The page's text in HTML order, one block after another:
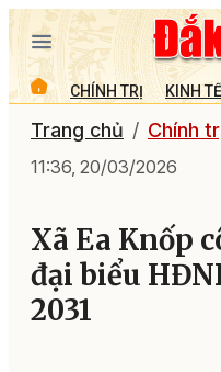
CHÍNH TRỊ KINH TẾ
Trang chủ Chính
11:36, 20/03/2026
Xã Ea Knốp
đại biểu
2031